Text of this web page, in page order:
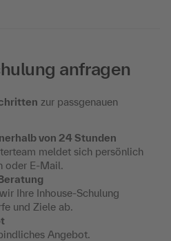
anfragen
zur passgenauen
von 24 Stunden
meldet sich persönlich
oder E-Mail.
Ihre Inhouse-Schulung
und Ziele ab.
Angebot.